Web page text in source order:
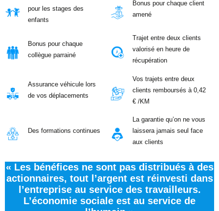
pour les stages des
enfants
Bonus pour chaque client
amené
Bonus pour chaque
collègue parrainé
Trajet entre deux clients
valorisé en heure de
récupération
Assurance véhicule lors
de vos déplacements
Vos trajets entre deux
clients remboursés à 0,42
€ /KM
Des formations continues
La garantie qu’on ne vous
laissera jamais seul face
aux clients
« Les bénéfices ne sont pas distribués à des
actionnaires, tout l’argent est réinvesti dans
l’entreprise au service des travailleurs.
L’économie sociale est au service de